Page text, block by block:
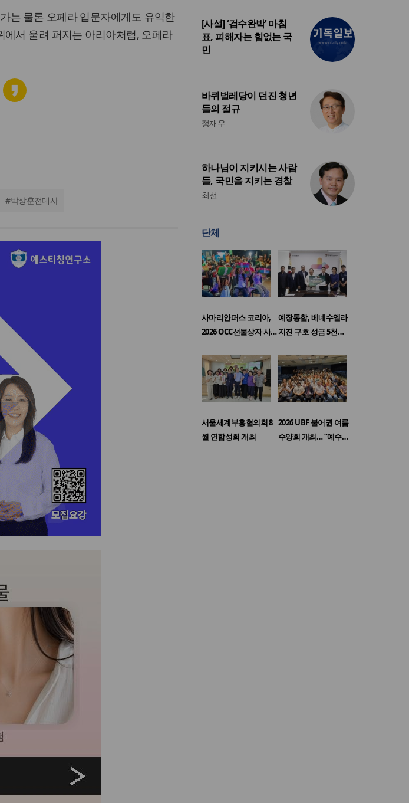
는 물론 오페라 입문자에게도 유익한
서 울려 퍼지는 아리아처럼, 오페라
#박상훈전대사
[사설] ‘검수완박’ 마침
표, 피해자는 힘없는 국
민
바퀴벌레당이 던진 청년
들의 절규
정재우
하나님이 지키시는 사람
들, 국민을 지키는 경찰
최선
단체
사마리안퍼스 코리아,
2026 OCC선물상자 사…
예장통합, 베네수엘라
지진 구호 성금 5천…
서울세계부흥협의회 8
월 연합성회 개최
2026 UBF 불어권 여름
수양회 개최… “예수…